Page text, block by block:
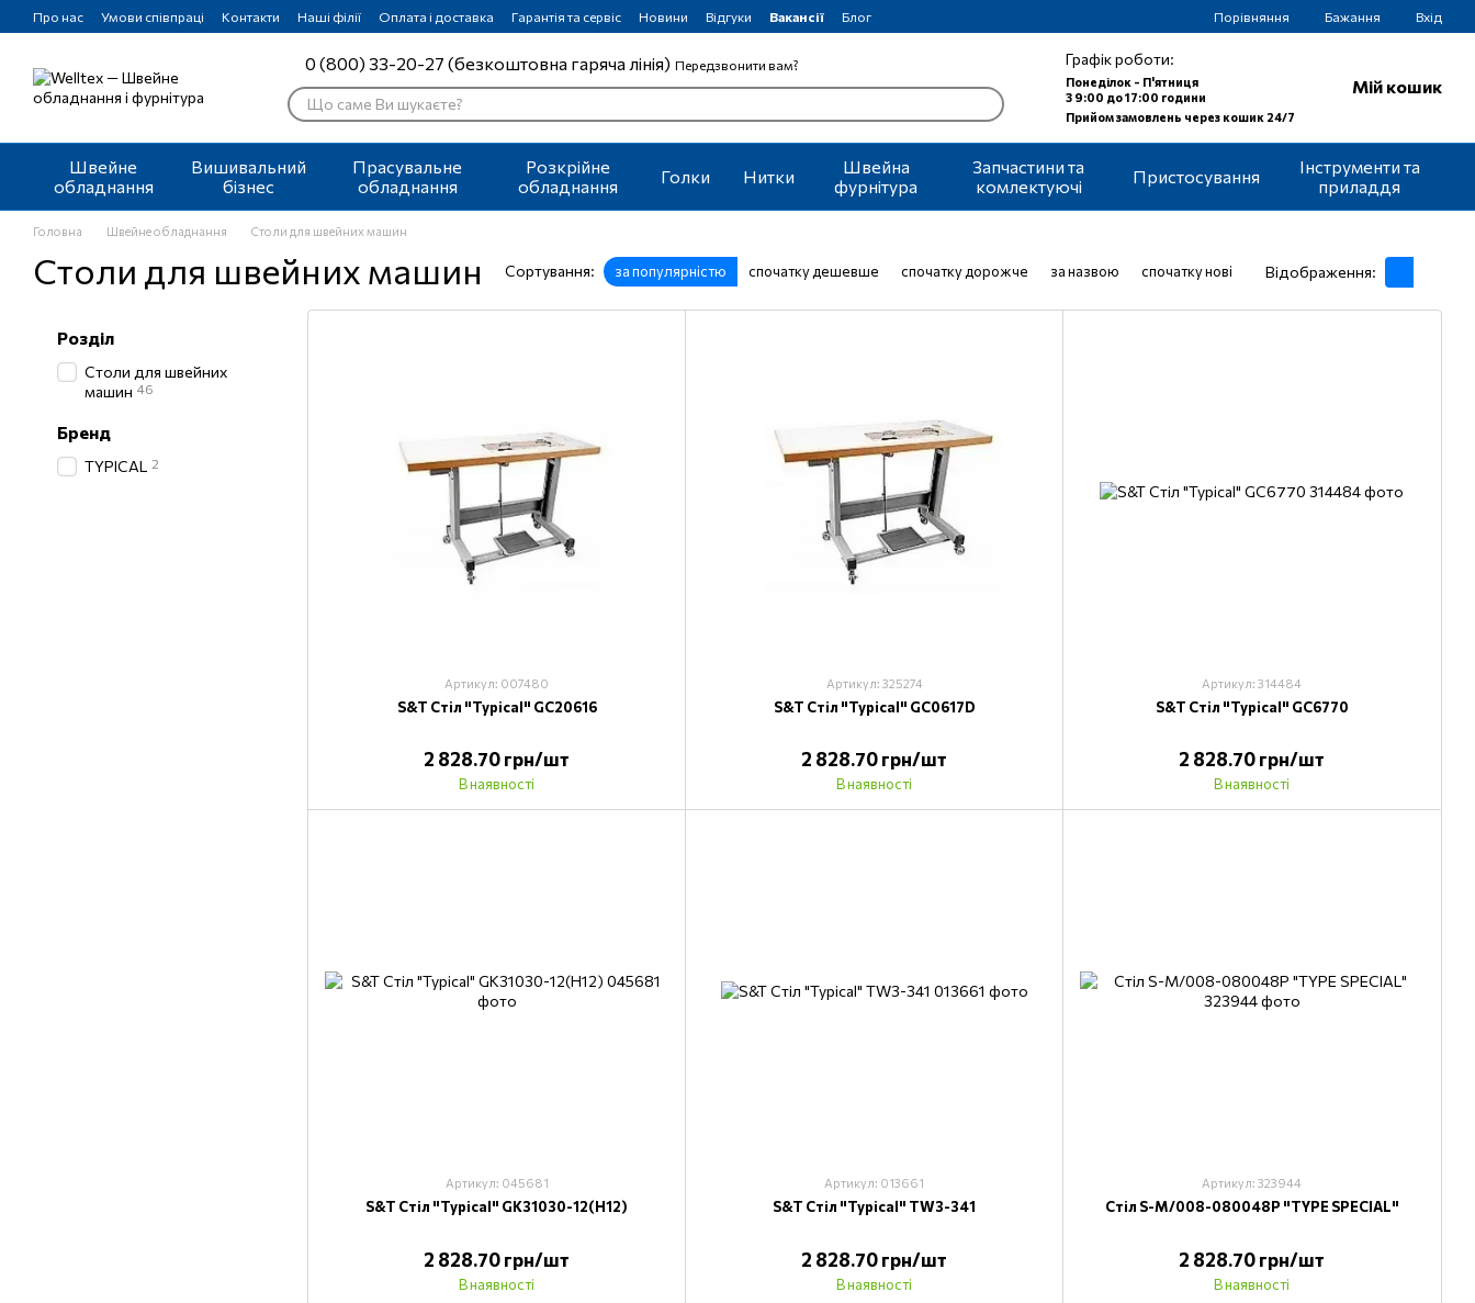
Перейти до основного контенту
Про нас Умови співпраці Контакти Наші філії Оплата і доставка Гарантія та сервіс Новини Відгуки Вакансії Блог Порівняння Бажання Вхід
0 (800) 33-20-27 (безкоштовна гаряча лінія) Передзвонити вам? Графік роботи:
Понеділок - П'ятниця
З 9:00 до 17:00 години
Прийом замовлень через кошик 24/7
Мій кошик
Швейне
обладнання
Вишивальний
бізнес
Прасувальне
обладнання
Розкрійне
обладнання
Голки Нитки
Швейна
фурнітура
Запчастини та
комлектуючі
Пристосування
Інструменти та
приладдя
Головна Швейне обладнання Столи для швейних машин
Столи для швейних машин Сортування: за популярністю спочатку дешевше спочатку дорожче за назвою спочатку нові Відображення:
Артикул: 007480
S&T Стіл "Typical" GC20616
2 828.70 грн/шт
В наявності
Артикул: 325274
S&T Стіл "Typical" GC0617D
2 828.70 грн/шт
В наявності
Артикул: 314484
S&T Стіл "Typical" GC6770
2 828.70 грн/шт
В наявності
Артикул: 045681
S&T Стіл "Typical" GK31030-12(H12)
2 828.70 грн/шт
В наявності
Артикул: 013661
S&T Стіл "Typical" TW3-341
2 828.70 грн/шт
В наявності
Артикул: 323944
Стіл S-M/008-080048P "TYPE SPECIAL"
2 828.70 грн/шт
В наявності
Розділ
Столи для швейних
машин 46
Бренд
TYPICAL 2